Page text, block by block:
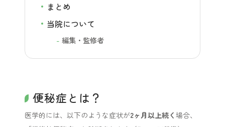
まとめ
当院について
編集・監修者
便秘症とは？
医学的には、以下のような症状が2ヶ月以上続く場合、